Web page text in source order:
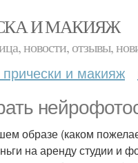
И МАКИЯЖ
новости, отзывы,
прически и макияж
образе (каком
на аренду студии и